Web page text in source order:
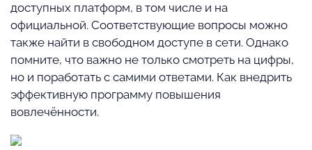
доступных платформ, в том числе и на
официальной. Соответствующие вопросы можно
также найти в свободном доступе в сети. Однако
помните, что важно не только смотреть на цифры,
но и поработать с самими ответами. Как внедрить
эффективную программу повышения
вовлечённости.